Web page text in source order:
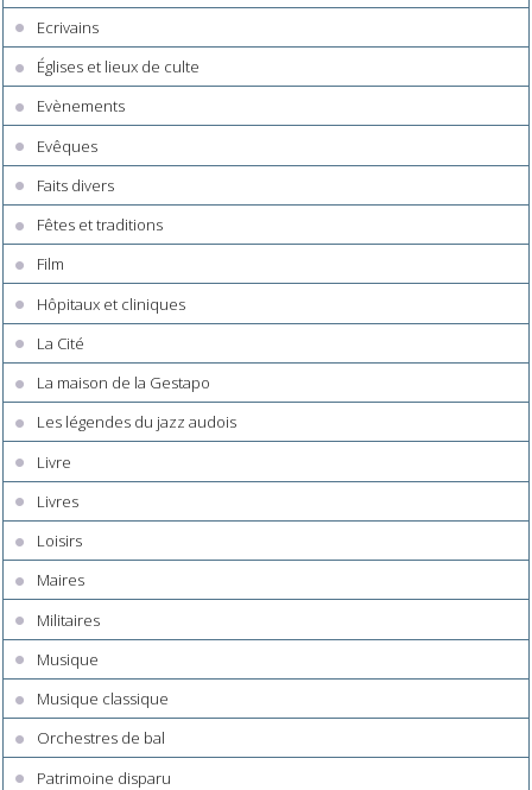
Ecrivains
Églises et lieux de culte
Evènements
Evêques
Faits divers
Fêtes et traditions
Film
Hôpitaux et cliniques
La Cité
La maison de la Gestapo
Les légendes du jazz audois
Livre
Livres
Loisirs
Maires
Militaires
Musique
Musique classique
Orchestres de bal
Patrimoine disparu